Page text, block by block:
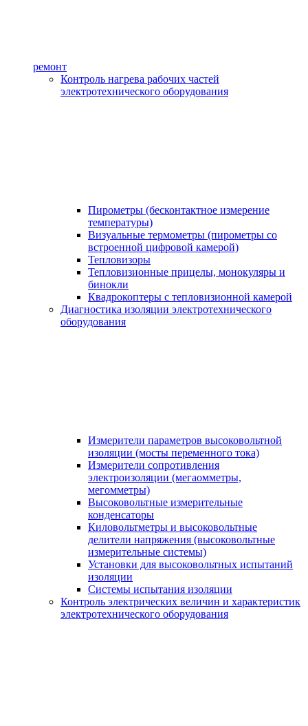
ремонт
Контроль нагрева рабочих частей
электротехнического оборудования
Пирометры (бесконтактное измерение
температуры)
Визуальные термометры (пирометры со
встроенной цифровой камерой)
Тепловизоры
Тепловизионные прицелы, монокуляры и
бинокли
Квадрокоптеры с тепловизионной камерой
Диагностика изоляции электротехнического
оборудования
Измерители параметров высоковольтной
изоляции (мосты переменного тока)
Измерители сопротивления
электроизоляции (мегаомметры,
мегомметры)
Высоковольтные измерительные
конденсаторы
Киловольтметры и высоковольтные
делители напряжения (высоковольтные
измерительные системы)
Установки для высоковольтных испытаний
изоляции
Системы испытания изоляции
Контроль электрических величин и характеристик
электротехнического оборудования